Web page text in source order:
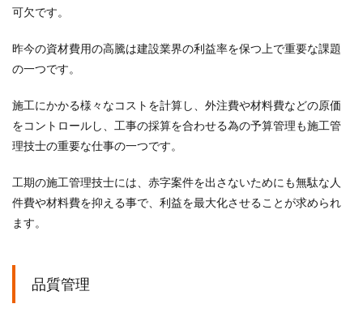
可欠です。
昨今の資材費用の高騰は建設業界の利益率を保つ上で重要な課題
の一つです。
施工にかかる様々なコストを計算し、外注費や材料費などの原価
をコントロールし、工事の採算を合わせる為の予算管理も施工管
理技士の重要な仕事の一つです。
工期の施工管理技士には、赤字案件を出さないためにも無駄な人
件費や材料費を抑える事で、利益を最大化させることが求められ
ます。
品質管理